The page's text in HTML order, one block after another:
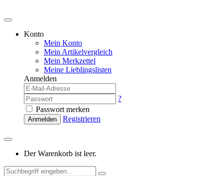
Konto
Mein Konto
Mein Artikelvergleich
Mein Merkzettel
Meine Lieblingslisten
Anmelden
?
Passwort merken
Anmelden Registrieren
Der Warenkorb ist leer.